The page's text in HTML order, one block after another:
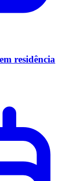
residência